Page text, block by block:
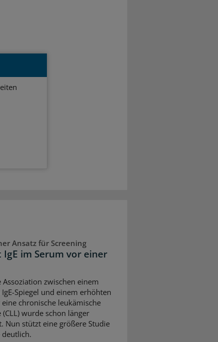
Ansatz für Screening
IgE im Serum vor einer
Assoziation zwischen einem
Spiegel und einem erhöhten
chronische leukämische
(CLL) wurde schon länger
Nun stützt eine größere Studie
deutlich.